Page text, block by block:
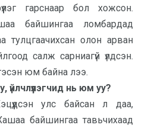
гарснаар бол хожсон.
байшингаа ломбардад
тулцгаачихсан олон арван
салж сарниагүй үлдсэн.
юм байна лээ.
нь юм уу?
улс байсан л даа,
байшингаа тавьчихаад